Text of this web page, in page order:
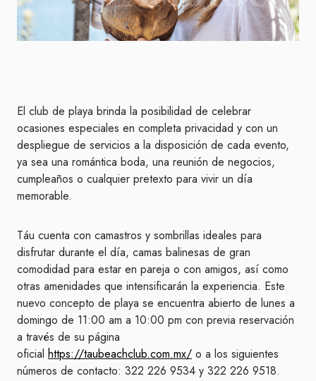
El club de playa brinda la posibilidad de celebrar
ocasiones especiales en completa privacidad y con un
despliegue de servicios a la disposición de cada evento,
ya sea una romántica boda, una reunión de negocios,
cumpleaños o cualquier pretexto para vivir un día
memorable.
Táu cuenta con camastros y sombrillas ideales para
disfrutar durante el día, camas balinesas de gran
comodidad para estar en pareja o con amigos, así como
otras amenidades que intensificarán la experiencia. Este
nuevo concepto de playa se encuentra abierto de lunes a
domingo de 11:00 am a 10:00 pm con previa reservación
a través de su página
oficial https://taubeachclub.com.mx/ o a los siguientes
números de contacto: 322 226 9534 y 322 226 9518.